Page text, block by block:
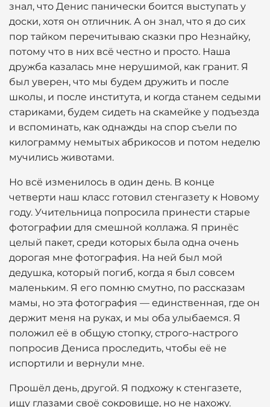
знал, что Денис панически боится выступать у
доски, хотя он отличник. А он знал, что я до сих
пор тайком перечитываю сказки про Незнайку,
потому что в них всё честно и просто. Наша
дружба казалась мне нерушимой, как гранит. Я
был уверен, что мы будем дружить и после
школы, и после института, и когда станем седыми
стариками, будем сидеть на скамейке у подъезда
и вспоминать, как однажды на спор съели по
килограмму немытых абрикосов и потом неделю
мучились животами.
Но всё изменилось в один день. В конце
четверти наш класс готовил стенгазету к Новому
году. Учительница попросила принести старые
фотографии для смешной коллажа. Я принёс
целый пакет, среди которых была одна очень
дорогая мне фотография. На ней был мой
дедушка, который погиб, когда я был совсем
маленьким. Я его помню смутно, по рассказам
мамы, но эта фотография — единственная, где он
держит меня на руках, и мы оба улыбаемся. Я
положил её в общую стопку, строго-настрого
попросив Дениса проследить, чтобы её не
испортили и вернули мне.
Прошёл день, другой. Я подхожу к стенгазете,
ищу глазами своё сокровище, но не нахожу.